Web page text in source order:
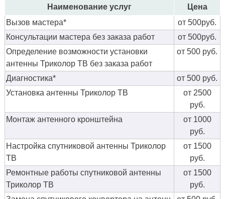
Наименование услуг
Цена
Вызов мастера*
от 500руб.
Консультации мастера без заказа работ
от 500руб.
Определение возможности установки
антенны Триколор ТВ без заказа работ
от 500 руб.
Диагностика*
от 500 руб.
Установка антенны Триколор ТВ
от 2500
руб.
Монтаж антенного кронштейна
от 1000
руб.
Настройка спутниковой антенны Триколор
ТВ
от 1500
руб.
Ремонтные работы спутниковой антенны
Триколор ТВ
от 1500
руб.